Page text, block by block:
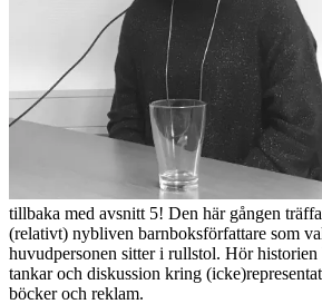
tillbaka med avsnitt 5! Den här gången
(relativt) nybliven barnboksförfattare som
huvudpersonen sitter i rullstol. Hör historien
tankar och diskussion kring
böcker och reklam.